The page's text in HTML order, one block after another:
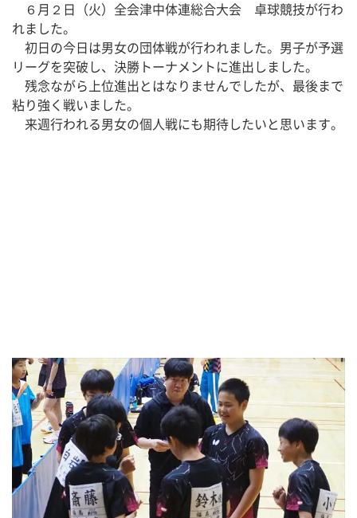
６月２日（火）全会津中体連総合大会　卓球競技が行わ
れました。
初日の今日は男女の団体戦が行われました。男子が予選
リーグを突破し、決勝トーナメントに進出しました。
残念ながら上位進出とはなりませんでしたが、最後まで
粘り強く戦いました。
来週行われる男女の個人戦にも期待したいと思います。